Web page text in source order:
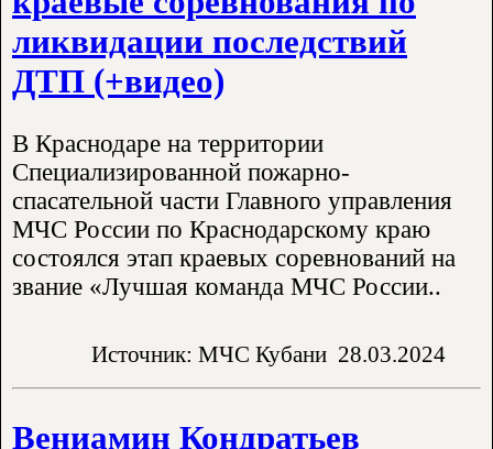
ликвидации последствий
ДТП (+видео)
В Краснодаре на территории
Специализированной пожарно-
спасательной части Главного управления
МЧС России по Краснодарскому краю
состоялся этап краевых соревнований на
звание «Лучшая команда МЧС России..
Источник: МЧС Кубани 28.03.2024
Вениамин Кондратьев